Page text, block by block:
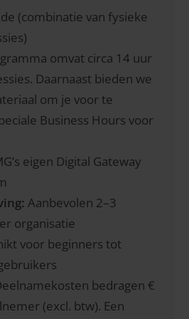
(combinatie van fysieke
omvat circa 14 uur
Daarnaast bieden we
om je voor te
Business Hours voor
eigen Digital Gateway
Aanbevolen 2–3
organisatie
voor beginners tot
bedragen €
(excl. btw). Een